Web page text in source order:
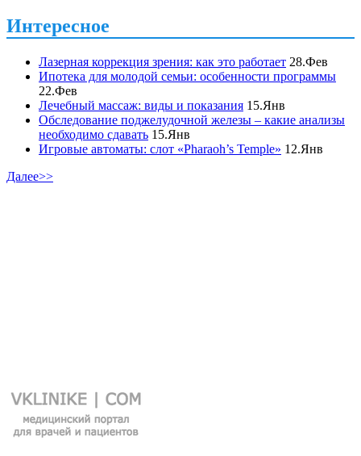
Интересное
Лазерная коррекция зрения: как это работает 28.Фев
Ипотека для молодой семьи: особенности программы
22.Фев
Лечебный массаж: виды и показания 15.Янв
Обследование поджелудочной железы – какие анализы
необходимо сдавать 15.Янв
Игровые автоматы: слот «Pharaoh’s Temple» 12.Янв
Далее>>